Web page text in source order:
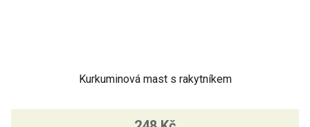
Kurkuminová mast s rakytníkem